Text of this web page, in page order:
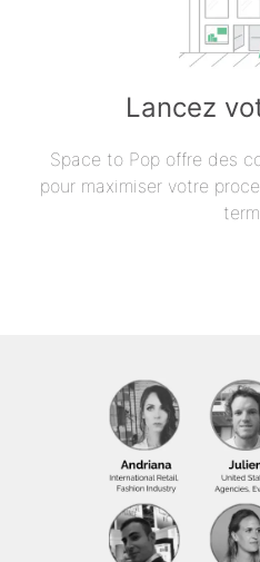
Lancez
Space to Pop offre des
pour maximiser votre